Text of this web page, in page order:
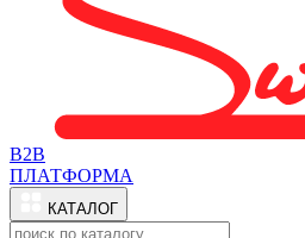
B2B
ПЛАТФОРМА
КАТАЛОГ